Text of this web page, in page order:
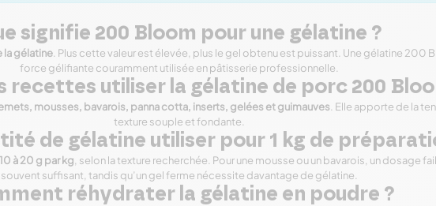
signifie 200 Bloom pour une gélatine ?
la gélatine. Plus cette valeur est élevée, plus le gel obtenu est puissant. Une gélatine 200
force gélifiante couramment utilisée en pâtisserie professionnelle.
recettes utiliser la gélatine de porc 200
mousses, bavarois, panna cotta, inserts, gelées et guimauves. Elle apporte de la
texture souple et fondante.
de gélatine utiliser pour 1 kg de
10 à 20 g par kg, selon la texture recherchée. Pour une mousse ou un bavarois, un dosage
souvent suffisant, tandis qu’un gel ferme nécessite davantage de gélatine.
réhydrater la gélatine en poudre ?